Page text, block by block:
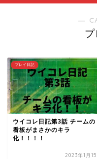
―
プレイ日記
ウイコレ日記第3話 チームの
看板がまさかのキラ
化！！！！
2023年1月15